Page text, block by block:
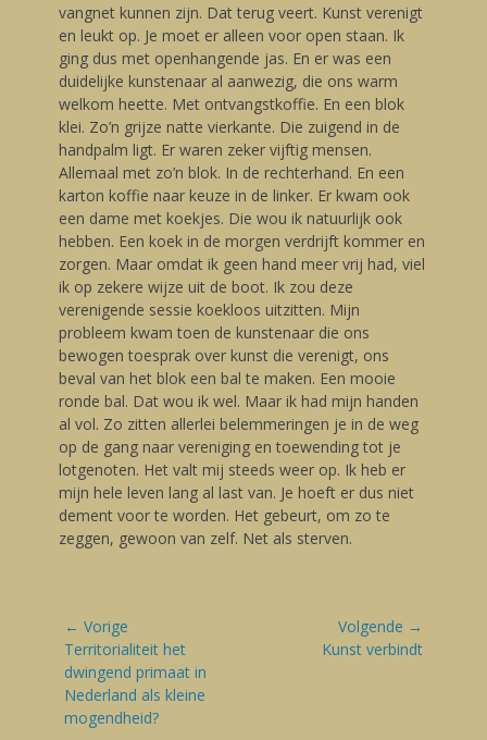
vangnet kunnen zijn. Dat terug veert. Kunst verenigt
en leukt op. Je moet er alleen voor open staan. Ik
ging dus met openhangende jas. En er was een
duidelijke kunstenaar al aanwezig, die ons warm
welkom heette. Met ontvangstkoffie. En een blok
klei. Zo’n grijze natte vierkante. Die zuigend in de
handpalm ligt. Er waren zeker vijftig mensen.
Allemaal met zo’n blok. In de rechterhand. En een
karton koffie naar keuze in de linker. Er kwam ook
een dame met koekjes. Die wou ik natuurlijk ook
hebben. Een koek in de morgen verdrijft kommer en
zorgen. Maar omdat ik geen hand meer vrij had, viel
ik op zekere wijze uit de boot. Ik zou deze
verenigende sessie koekloos uitzitten. Mijn
probleem kwam toen de kunstenaar die ons
bewogen toesprak over kunst die verenigt, ons
beval van het blok een bal te maken. Een mooie
ronde bal. Dat wou ik wel. Maar ik had mijn handen
al vol. Zo zitten allerlei belemmeringen je in de weg
op de gang naar vereniging en toewending tot je
lotgenoten. Het valt mij steeds weer op. Ik heb er
mijn hele leven lang al last van. Je hoeft er dus niet
dement voor te worden. Het gebeurt, om zo te
zeggen, gewoon van zelf. Net als sterven.
Bericht
navigatie
← Vorige
Vorige
blog:
Territorialiteit het
dwingend primaat in
Nederland als kleine
mogendheid?
Volgende →
Kunst verbindt